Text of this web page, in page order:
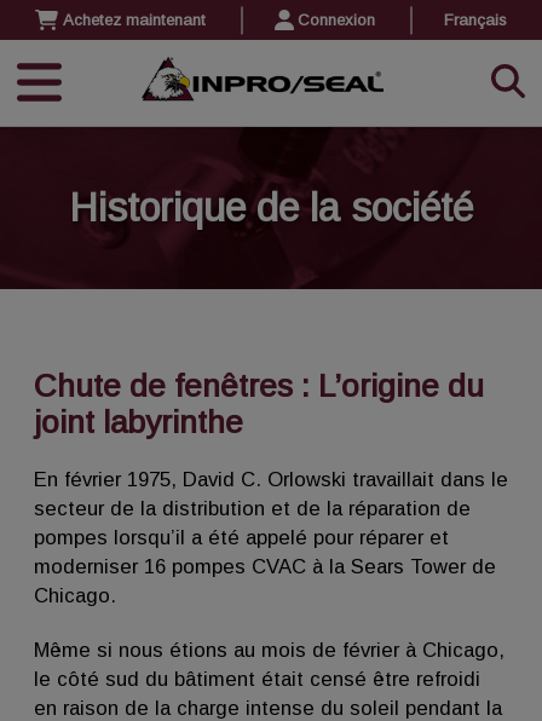
Achetez maintenant Connexion Français
Historique de la société
Chute de fenêtres : L’origine du
joint labyrinthe
En février 1975, David C. Orlowski travaillait dans le
secteur de la distribution et de la réparation de
pompes lorsqu’il a été appelé pour réparer et
moderniser 16 pompes CVAC à la Sears Tower de
Chicago.
Même si nous étions au mois de février à Chicago,
le côté sud du bâtiment était censé être refroidi
en raison de la charge intense du soleil pendant la